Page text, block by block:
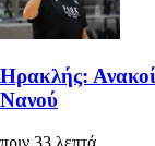
Ηρακλής:
Νανού
πριν 33 λεπτά